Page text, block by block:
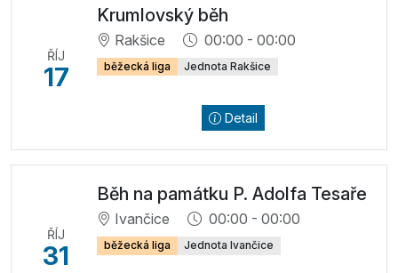
ŘÍJ
17
Krumlovský běh
Rakšice 00:00 - 00:00
běžecká liga Jednota Rakšice
Detail
ŘÍJ
31
Běh na památku P. Adolfa Tesaře
Ivančice 00:00 - 00:00
běžecká liga Jednota Ivančice